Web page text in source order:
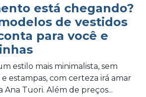
está chegando?
de vestidos
para você e
estilo mais minimalista, sem
estampas, com certeza irá amar
Ana Tuori. Além de preços...